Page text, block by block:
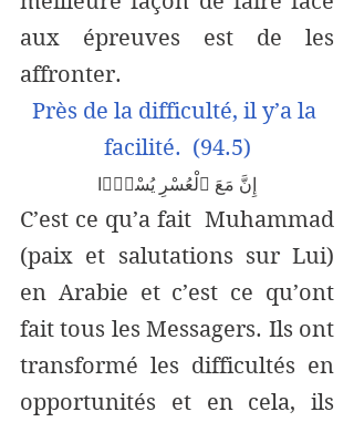
aux épreuves est de les
affronter.
Près de la difficulté, il y’a la
facilité.  (94.5)
إِنَّ مَعَ ٱلْعُسْرِ يُسْرًۭا
C’est ce qu’a fait  Muhammad
(paix et salutations sur Lui)
en Arabie et c’est ce qu’ont
fait tous les Messagers. Ils ont
transformé les difficultés en
opportunités et en cela, ils